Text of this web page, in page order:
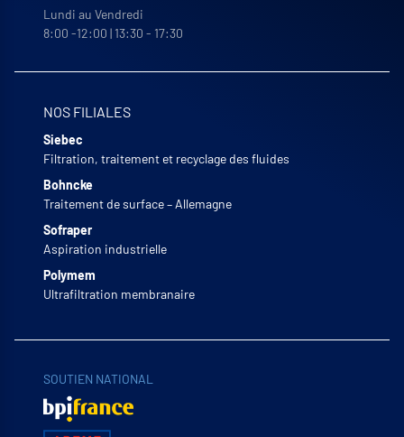
Lundi au Vendredi
8:00 -12:00 | 13:30 - 17:30
NOS FILIALES
Siebec
Filtration, traitement et recyclage des fluides
Bohncke
Traitement de surface – Allemagne
Sofraper
Aspiration industrielle
Polymem
Ultrafiltration membranaire
SOUTIEN NATIONAL